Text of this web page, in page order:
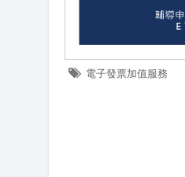
電子發票加值服務